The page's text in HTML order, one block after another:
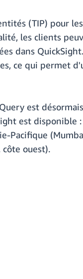
(TIP) pour
les clients
dans
ce qui permet
est
est disponible
Pacifique
côte ouest).